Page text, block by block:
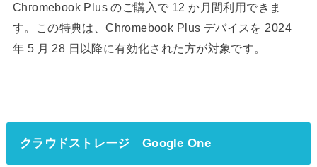
Chromebook Plus のご購入で 12 か月間利用できま
す。この特典は、Chromebook Plus デバイスを 2024
年 5 月 28 日以降に有効化された方が対象です。
クラウドストレージ Google One